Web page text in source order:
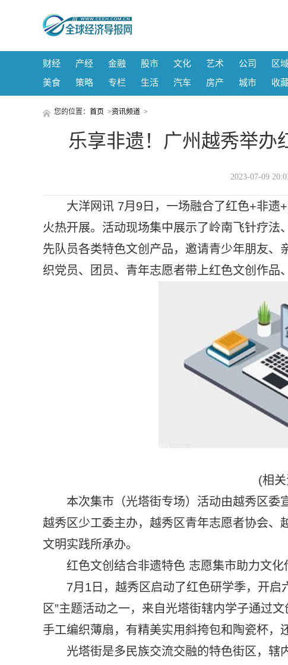
财经 产经 金融 股市 文化 艺术 公司 区
美食
策略 专栏 生活 汽车 房产 城市 收
您的位置： 首页 >资讯频道 >
乐享非遗！广州越秀举办
2023-07-09
大洋网讯 7月9日，一场融合了红色+非遗
火热开展。活动现场集中展示了岭南飞针疗
先队员各类特色文创产品，邀请青少年朋友、
织党员、团员、青年志愿者带上红色文创作品
(相
本次集市（光塔街专场）活动由越秀区委
越秀区少工委主办，越秀区青年志愿者协会
文明实践所承办。
红色文创结合非遗特色 志愿集市助力文化
7月1日，越秀区启动了红色研学季，开启
区”主题活动之一，来自光塔街辖内学子通过
手工编织薄扇，有精美实用斜挎包和陶瓷杯，
光塔街是多民族交流交融的特色街区，辖